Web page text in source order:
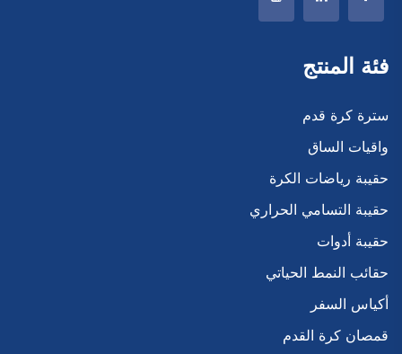
فئة المنتج
سترة كرة قدم
واقيات الساق
حقيبة رياضات الكرة
حقيبة التسامي الحراري
حقيبة أدوات
حقائب النمط الحياتي
أكياس السفر
قمصان كرة القدم